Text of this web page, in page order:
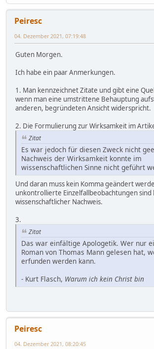
Peiresc
04. Dezember 2021, 07:19:48
Guten Morgen.
Ich habe ein paar Anmerkungen.
1. Man kennzeichnet Zitate und gibt eine
wenn man eine umstrittene Behauptung
anderen, begründeten Ansicht widerspricht.
2. Die Formulierung zur Wirksamkeit im
Zitat
Es war jedoch für diesen Zweck nicht
Nachweis der Wirksamkeit konnte im
wissenschaftlichen Sinne nicht geführt
Und daran muss kein Komma geändert
unkontrollierte Einzelfallbeobachtungen sind
wissenschaftlicher Nachweis.
3.
Zitat
Das war einfältige Apologetik. Wer nur
Roman von Thomas Mann gelesen hat,
erfunden werden kann.
- Kurt Flasch, Warum ich kein Christ bin
Peiresc
04. Dezember 2021, 08:20:45